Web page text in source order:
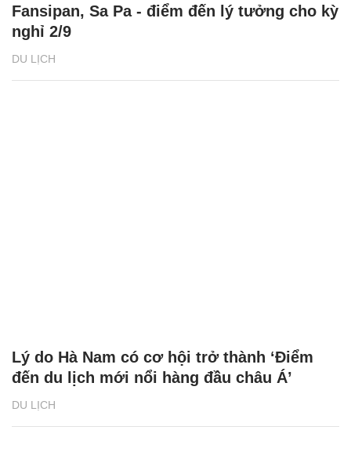
DU LỊCH
Fansipan, Sa Pa - điểm đến lý tưởng cho kỳ
nghỉ 2/9
DU LỊCH
Lý do Hà Nam có cơ hội trở thành ‘Điểm
đến du lịch mới nổi hàng đầu châu Á’